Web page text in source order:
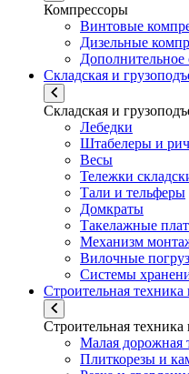
Компрессоры
Винтовые
Дизельные
Дополнительное
Складская и
Складская и
Лебедки
Штабелеры и
Весы
Тележки
Тали и тельферы
Домкраты
Такелажные
Механизм
Вилочные
Системы
Строительная
Строительная
Малая дорожная
Плиткорезы и